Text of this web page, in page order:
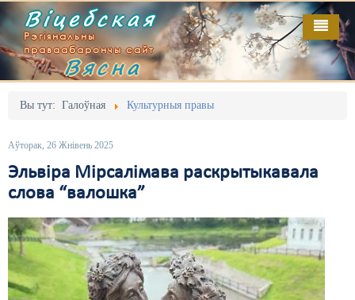
Віцебская
Рэгіянальны
праваабарончы сайт
Вясна
Вы тут: Галоўная Культурныя правы
Аўторак, 26 Жнівень 2025
Эльвіра Мірсалімава раскрытыкавала
слова “валошка”
Галоўная
Адміністрацыйны перасьлед
Безбар'ернае асяродзьдзе
Выбары
Грамадзянскія ініцыятывы
Дзяржава
Дыскрымінацыя
Выданьні
Кантакт
Пра нас
RSS